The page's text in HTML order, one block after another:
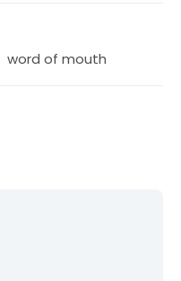
word of mouth